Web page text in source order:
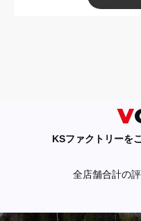
KSファクトリーを
全店舗合計の